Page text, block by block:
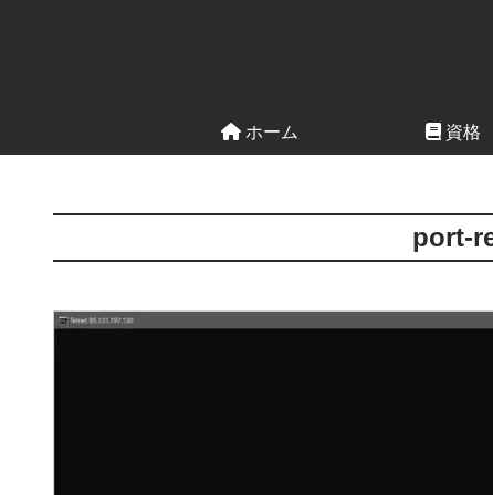
ホーム 資格
port-